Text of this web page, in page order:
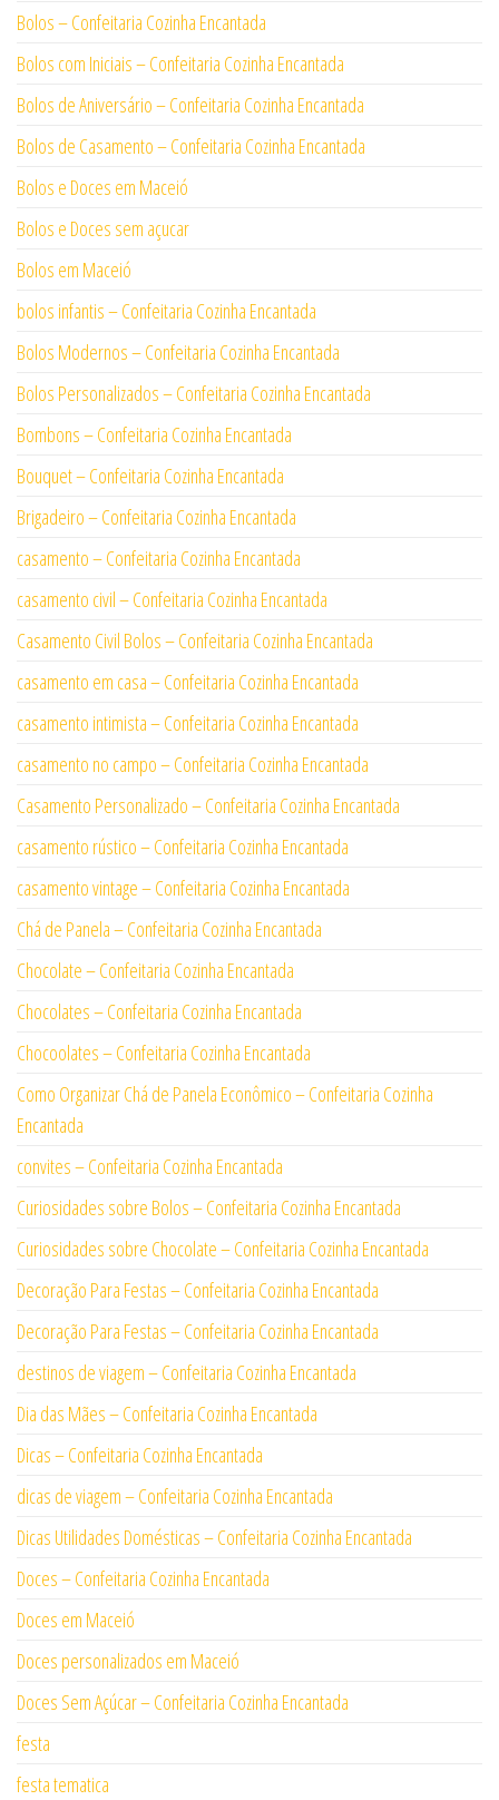
Bolos – Confeitaria Cozinha Encantada
Bolos com Iniciais – Confeitaria Cozinha Encantada
Bolos de Aniversário – Confeitaria Cozinha Encantada
Bolos de Casamento – Confeitaria Cozinha Encantada
Bolos e Doces em Maceió
Bolos e Doces sem açucar
Bolos em Maceió
bolos infantis – Confeitaria Cozinha Encantada
Bolos Modernos – Confeitaria Cozinha Encantada
Bolos Personalizados – Confeitaria Cozinha Encantada
Bombons – Confeitaria Cozinha Encantada
Bouquet – Confeitaria Cozinha Encantada
Brigadeiro – Confeitaria Cozinha Encantada
casamento – Confeitaria Cozinha Encantada
casamento civil – Confeitaria Cozinha Encantada
Casamento Civil Bolos – Confeitaria Cozinha Encantada
casamento em casa – Confeitaria Cozinha Encantada
casamento intimista – Confeitaria Cozinha Encantada
casamento no campo – Confeitaria Cozinha Encantada
Casamento Personalizado – Confeitaria Cozinha Encantada
casamento rústico – Confeitaria Cozinha Encantada
casamento vintage – Confeitaria Cozinha Encantada
Chá de Panela – Confeitaria Cozinha Encantada
Chocolate – Confeitaria Cozinha Encantada
Chocolates – Confeitaria Cozinha Encantada
Chocoolates – Confeitaria Cozinha Encantada
Como Organizar Chá de Panela Econômico – Confeitaria Cozinha
Encantada
convites – Confeitaria Cozinha Encantada
Curiosidades sobre Bolos – Confeitaria Cozinha Encantada
Curiosidades sobre Chocolate – Confeitaria Cozinha Encantada
Decoração Para Festas – Confeitaria Cozinha Encantada
Decoração Para Festas – Confeitaria Cozinha Encantada
destinos de viagem – Confeitaria Cozinha Encantada
Dia das Mães – Confeitaria Cozinha Encantada
Dicas – Confeitaria Cozinha Encantada
dicas de viagem – Confeitaria Cozinha Encantada
Dicas Utilidades Domésticas – Confeitaria Cozinha Encantada
Doces – Confeitaria Cozinha Encantada
Doces em Maceió
Doces personalizados em Maceió
Doces Sem Açúcar – Confeitaria Cozinha Encantada
festa
festa tematica